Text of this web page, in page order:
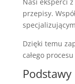
przepisy.
Dzięki temu
całego